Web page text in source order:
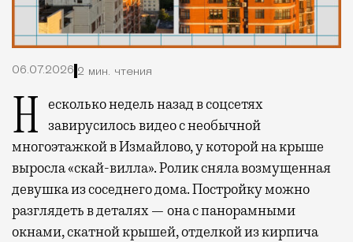
06.07.2026 2 мин. чтения
Несколько недель назад в соцсетях
завирусилось видео с необычной
многоэтажкой в Измайлово, у которой на крыше
выросла «скай-вилла». Ролик сняла возмущенная
девушка из соседнего дома. Постройку можно
разглядеть в деталях — она с панорамными
окнами, скатной крышей, отделкой из кирпича